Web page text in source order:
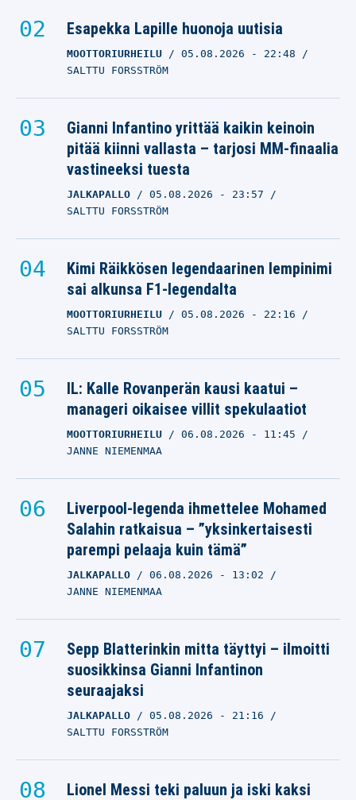
Esapekka Lapille huonoja uutisia
MOOTTORIURHEILU 05.08.2026 - 22:48
SALTTU FORSSTRÖM
Gianni Infantino yrittää kaikin keinoin
pitää kiinni vallasta – tarjosi MM-finaalia
vastineeksi tuesta
JALKAPALLO 05.08.2026 - 23:57
SALTTU FORSSTRÖM
Kimi Räikkösen legendaarinen lempinimi
sai alkunsa F1-legendalta
MOOTTORIURHEILU 05.08.2026 - 22:16
SALTTU FORSSTRÖM
IL: Kalle Rovanperän kausi kaatui –
manageri oikaisee villit spekulaatiot
MOOTTORIURHEILU 06.08.2026 - 11:45
JANNE NIEMENMAA
Liverpool-legenda ihmettelee Mohamed
Salahin ratkaisua – ”yksinkertaisesti
parempi pelaaja kuin tämä”
JALKAPALLO 06.08.2026 - 13:02
JANNE NIEMENMAA
Sepp Blatterinkin mitta täyttyi – ilmoitti
suosikkinsa Gianni Infantinon
seuraajaksi
JALKAPALLO 05.08.2026 - 21:16
SALTTU FORSSTRÖM
Lionel Messi teki paluun ja iski kaksi